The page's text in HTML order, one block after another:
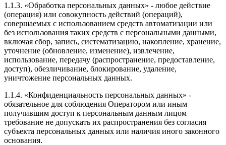
1.1.3. «Обработка персональных данных» - любое действие
(операция) или совокупность действий (операций),
совершаемых с использованием средств автоматизации или
без использования таких средств с персональными данными,
включая сбор, запись, систематизацию, накопление, хранение,
уточнение (обновление, изменение), извлечение,
использование, передачу (распространение, предоставление,
доступ), обезличивание, блокирование, удаление,
уничтожение персональных данных.
1.1.4. «Конфиденциальность персональных данных» -
обязательное для соблюдения Оператором или иным
получившим доступ к персональным данным лицом
требование не допускать их распространения без согласия
субъекта персональных данных или наличия иного законного
основания.